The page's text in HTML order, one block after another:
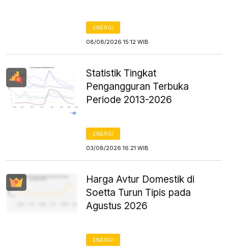
ENERGI
08/08/2026 15:12 WIB
Statistik Tingkat
Pengangguran Terbuka
Periode 2013-2026
ENERGI
03/08/2026 16:21 WIB
Harga Avtur Domestik di
Soetta Turun Tipis pada
Agustus 2026
ENERGI